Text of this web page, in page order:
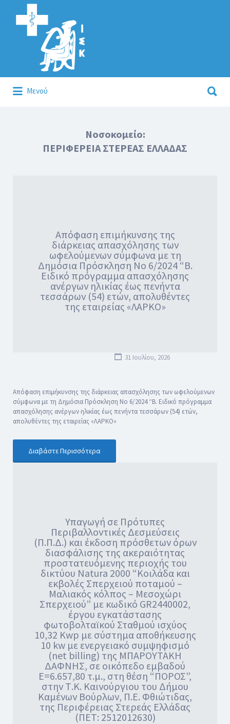
Αναζήτηση
για:
Μενού
για:
Νοσοκομείο:
ΠΕΡΙΦΕΡΕΙΑ ΣΤΕΡΕΑΣ ΕΛΛΑΔΑΣ
Απόφαση επιμήκυνσης της
διάρκειας απασχόλησης των
ωφελούμενων σύμφωνα με τη
Δημόσια Πρόσκληση Νο 6/2024 “Β.
Ειδικό πρόγραμμα απασχόλησης
ανέργων ηλικίας έως πενήντα
τεσσάρων (54) ετών, απολυθέντες
της εταιρείας «ΛΑΡΚΟ»
31 Ιουλίου, 2026
Απόφαση επιμήκυνσης της διάρκειας απασχόλησης των ωφελούμενων
σύμφωνα με τη Δημόσια Πρόσκληση Νο 6/2024 “Β. Ειδικό πρόγραμμα
απασχόλησης ανέργων ηλικίας έως πενήντα τεσσάρων (54) ετών,
απολυθέντες της εταιρείας «ΛΑΡΚΟ»
Διαβάστε Περισσότερα
Υπαγωγή σε Πρότυπες
Περιβαλλοντικές Δεσμεύσεις
(Π.Π.Δ.) και έκδοση πρόσθετων όρων
διασφάλισης της ακεραιότητας
προστατευόμενης περιοχής του
δικτύου Natura 2000 “Κοιλάδα και
εκβολές Σπερχειού ποταμού –
Μαλιακός κόλπος – Μεσοχώρι
Σπερχειού” με κωδικό GR2440002,
έργου εγκατάστασης
φωτοβολταϊκού Σταθμού ισχύος
10,32 Kwp με σύστημα αποθήκευσης
10 kw με ενεργειακό συμψηφισμό
(net billing) της ΜΠΑΡΟΥΤΑΚΗ
ΔΑΦΝΗΣ, σε οικόπεδο εμβαδού
Ε=6.657,80 τ.μ., στη θέση “ΠΟΡΟΣ”,
στην Τ.Κ. Καινούργιου του Δήμου
Καμένων Βούρλων, Π.Ε. Φθιώτιδας,
της Περιφέρειας Στερεάς Ελλάδας
(ΠΕΤ: 2512012630)